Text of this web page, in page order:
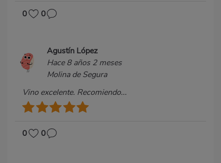
0 0
Agustín López
Hace 8 años 2 meses
Molina de Segura
Vino excelente. Recomiendo...
0 0